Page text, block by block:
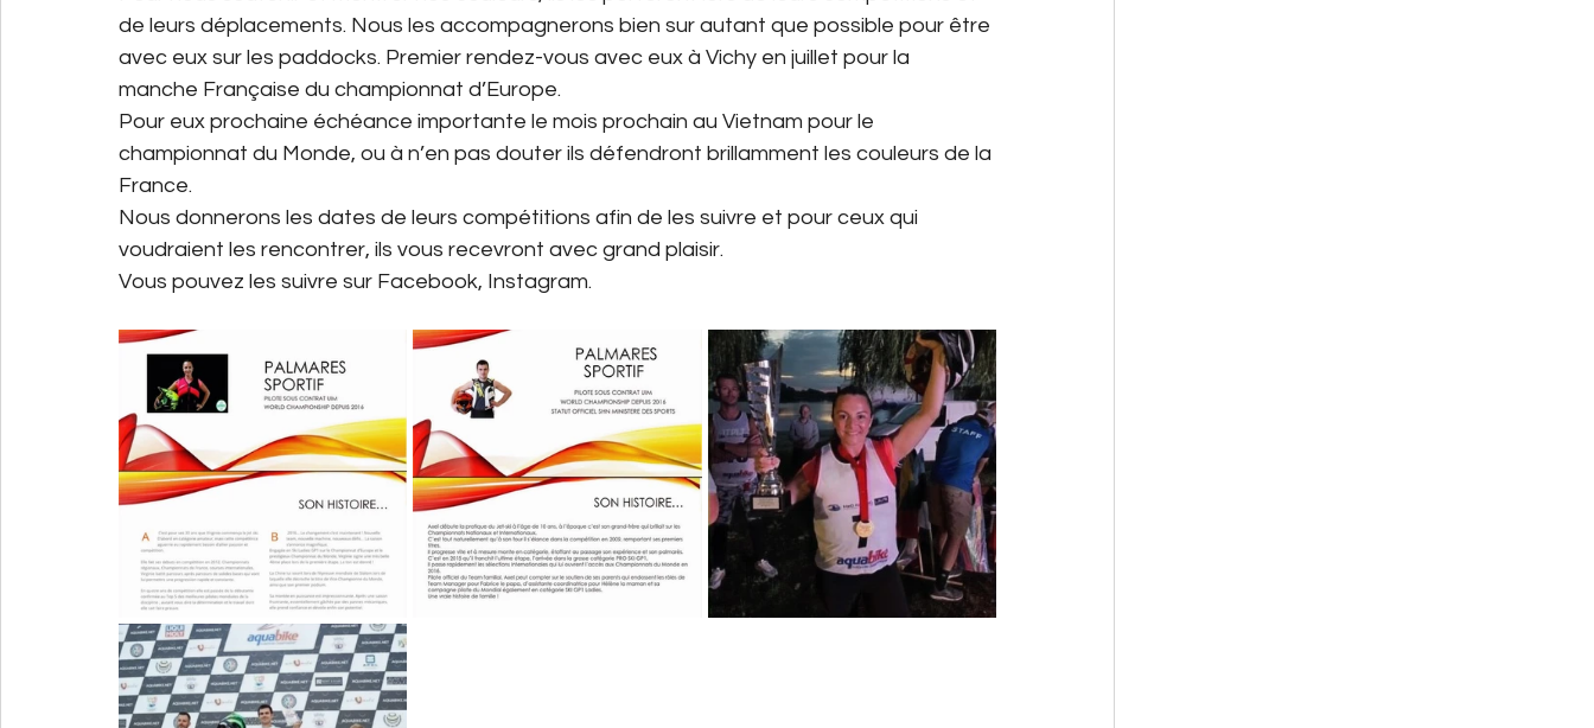
de leurs déplacements. Nous les accompagnerons bien sur autant que possible pour être
avec eux sur les paddocks. Premier rendez-vous avec eux à Vichy en juillet pour la
manche Française du championnat d’Europe.
Pour eux prochaine échéance importante le mois prochain au Vietnam pour le
championnat du Monde, ou à n’en pas douter ils défendront brillamment les couleurs de la
France.
Nous donnerons les dates de leurs compétitions afin de les suivre et pour ceux qui
voudraient les rencontrer, ils vous recevront avec grand plaisir.
Vous pouvez les suivre sur Facebook, Instagram.